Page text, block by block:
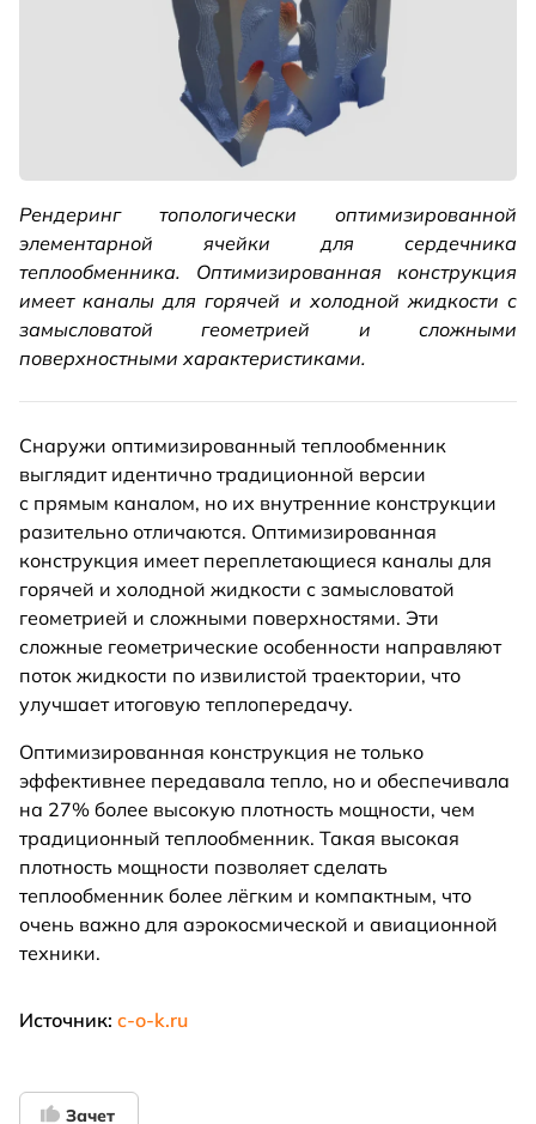
Рендеринг топологически оптимизированной
элементарной ячейки для сердечника
теплообменника. Оптимизированная конструкция
имеет каналы для горячей и холодной жидкости с
замысловатой геометрией и сложными
поверхностными характеристиками.
Снаружи оптимизированный теплообменник
выглядит идентично традиционной версии
с прямым каналом, но их внутренние конструкции
разительно отличаются. Оптимизированная
конструкция имеет переплетающиеся каналы для
горячей и холодной жидкости с замысловатой
геометрией и сложными поверхностями. Эти
сложные геометрические особенности направляют
поток жидкости по извилистой траектории, что
улучшает итоговую теплопередачу.
Оптимизированная конструкция не только
эффективнее передавала тепло, но и обеспечивала
на 27% более высокую плотность мощности, чем
традиционный теплообменник. Такая высокая
плотность мощности позволяет сделать
теплообменник более лёгким и компактным, что
очень важно для аэрокосмической и авиационной
техники.
Источник: c-o-k.ru
Зачет